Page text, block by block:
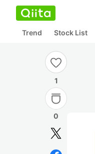
Trend Stock List
1
0